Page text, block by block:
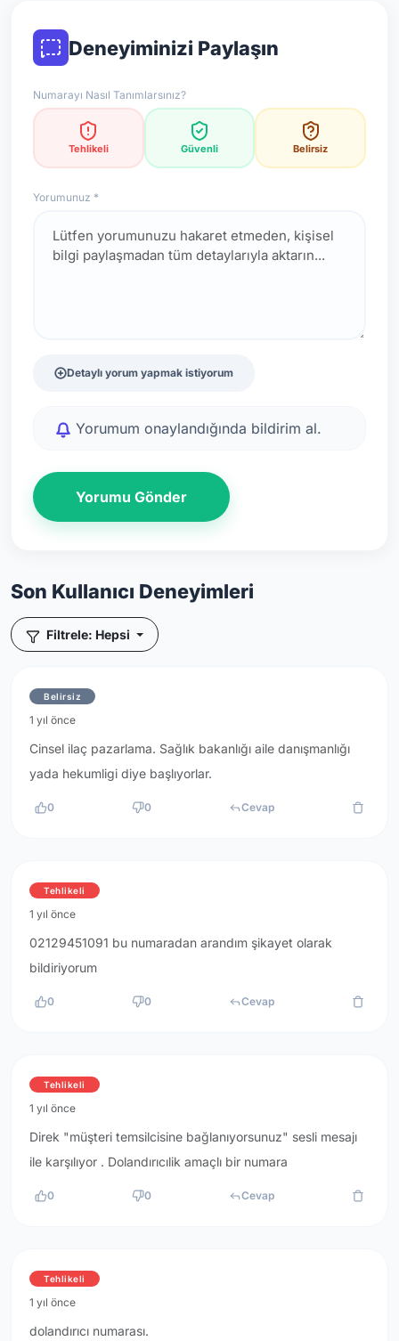
*Not: Değerlendirmeler onaylı kullanıcı yorumlarına göre
Deneyiminizi Paylaşın
Numarayı Nasıl Tanımlarsınız?
Tehlikeli Güvenli Belirsiz
Yorumunuz *
Detaylı yorum yapmak istiyorum
Yorumum onaylandığında bildirim al.
Yorumu Gönder
Son Kullanıcı Deneyimleri
Filtrele: Hepsi
Belirsiz
1 yıl önce
Cinsel ilaç pazarlama. Sağlık bakanlığı aile danışmanlığı
yada hekumligi diye başlıyorlar.
0 0 Cevap
Tehlikeli
1 yıl önce
02129451091 bu numaradan arandım şikayet olarak
bildiriyorum
0 0 Cevap
Tehlikeli
1 yıl önce
Direk "müşteri temsilcisine bağlanıyorsunuz" sesli mesajı
ile karşılıyor . Dolandırıcılik amaçlı bir numara
0 0 Cevap
Tehlikeli
1 yıl önce
dolandırıcı numarası.